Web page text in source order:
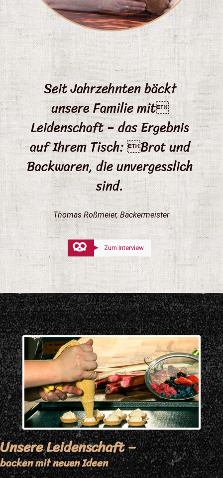
Seit Jahrzehnten bäckt
unsere Familie mit
Leidenschaft – das Ergebnis
auf Ihrem Tisch: Brot und
Backwaren, die unvergesslich
sind.
Thomas Roßmeier, Bäckermeister
Zum Interview
Unsere Leidenschaft –
backen mit neuen Ideen